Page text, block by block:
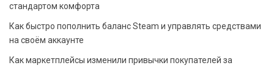
стандартом комфорта
Как быстро пополнить баланс Steam и управлять средствами
на своём аккаунте
Как маркетплейсы изменили привычки покупателей за